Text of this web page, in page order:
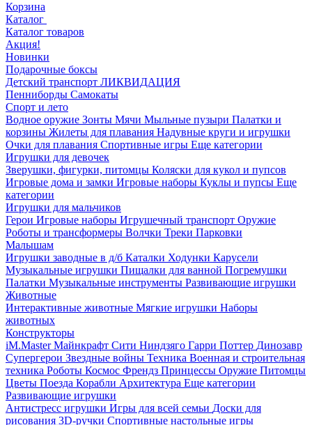
Корзина
Каталог
Каталог товаров
Акция!
Новинки
Подарочные боксы
Детский транспорт ЛИКВИДАЦИЯ
Пенниборды Самокаты
Спорт и лето
Водное оружие Зонты Мячи Мыльные пузыри Палатки и
корзины Жилеты для плавания Надувные круги и игрушки
Очки для плавания Спортивные игры Еще категории
Игрушки для девочек
Зверушки, фигурки, питомцы Коляски для кукол и пупсов
Игровые дома и замки Игровые наборы Куклы и пупсы Еще
категории
Игрушки для мальчиков
Герои Игровые наборы Игрушечный транспорт Оружие
Роботы и трансформеры Волчки Треки Парковки
Малышам
Игрушки заводные в д/б Каталки Ходунки Карусели
Музыкальные игрушки Пищалки для ванной Погремушки
Палатки Музыкальные инструменты Развивающие игрушки
Животные
Интерактивные животные Мягкие игрушки Наборы
животных
Конструкторы
iM.Master Майнкрафт Сити Ниндзяго Гарри Поттер Динозавр
Супергерои Звездные войны Техника Военная и строительная
техника Роботы Космос Френдз Принцессы Оружие Питомцы
Цветы Поезда Корабли Архитектура Еще категории
Развивающие игрушки
Антистресс игрушки Игры для всей семьи Доски для
рисования 3D-ручки Спортивные настольные игры